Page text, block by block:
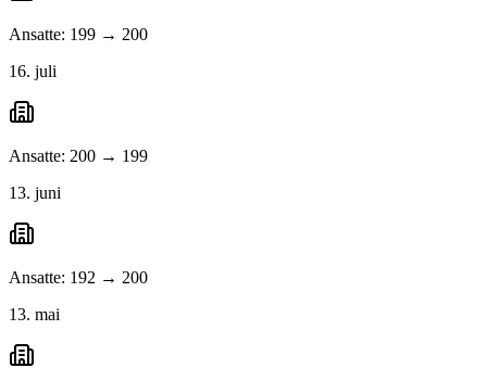
Ansatte: 199 → 200
16. juli
Ansatte: 200 → 199
13. juni
Ansatte: 192 → 200
13. mai